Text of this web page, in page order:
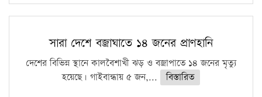
সারা দেশে বজ্রাঘাতে ১৪ জনের প্রাণহানি
দেশের বিভিন্ন স্থানে কালবৈশাখী ঝড় ও বজ্রাপাতে ১৪ জনের মৃত্যু
হয়েছে। গাইবান্ধায় ৫ জন,...
বিস্তারিত